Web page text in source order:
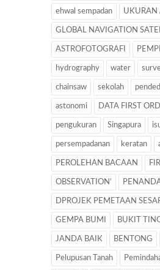
ehwal sempadan UKURAN
GLOBAL NAVIGATION
ASTROFOTOGRAFI
hydrography water
chainsaw sekolah
astonomi DATA FIRST
pengukuran Singapura
persempadanan keratan
PEROLEHAN BACAAN
OBSERVATION’
DPROJEK PEMETAAN
GEMPA BUMI BUKIT
JANDA BAIK BENTONG
Pelupusan Tanah